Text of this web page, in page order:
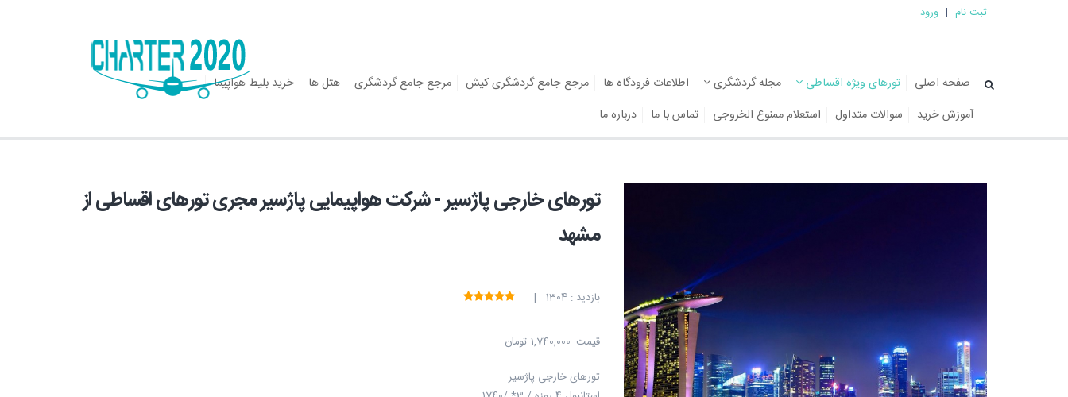
ثبت نام | ورود
صفحه اصلی تورهای ویژه اقساطی مجله گردشگری اطلاعات فرودگاه ها مرجع جامع گردشگری کیش مرجع جامع گردشگری هتل ها
خرید بلیط هواپیما
آموزش خرید
سوالات متداول استعلام ممنوع الخروجی تماس با ما درباره ما
تورهای خارجی پاژسیر - شرکت هواپیمایی پاژسیر مجری تورهای اقساطی از
مشهد
بازدید : 1304 |
قیمت: 1,740,000 تومان
تورهای خارجی پاژسیر